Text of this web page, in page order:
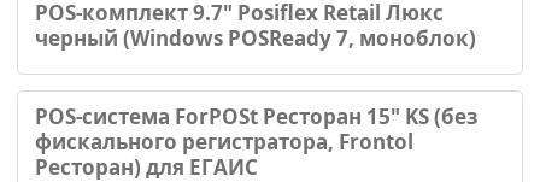
POS-комплект 9.7" Posiflex Retail Люкс
черный (Windows POSReady 7, моноблок)
POS-система ForPOSt Ресторан 15" KS (без
фискального регистратора, Frontol
Ресторан) для ЕГАИС